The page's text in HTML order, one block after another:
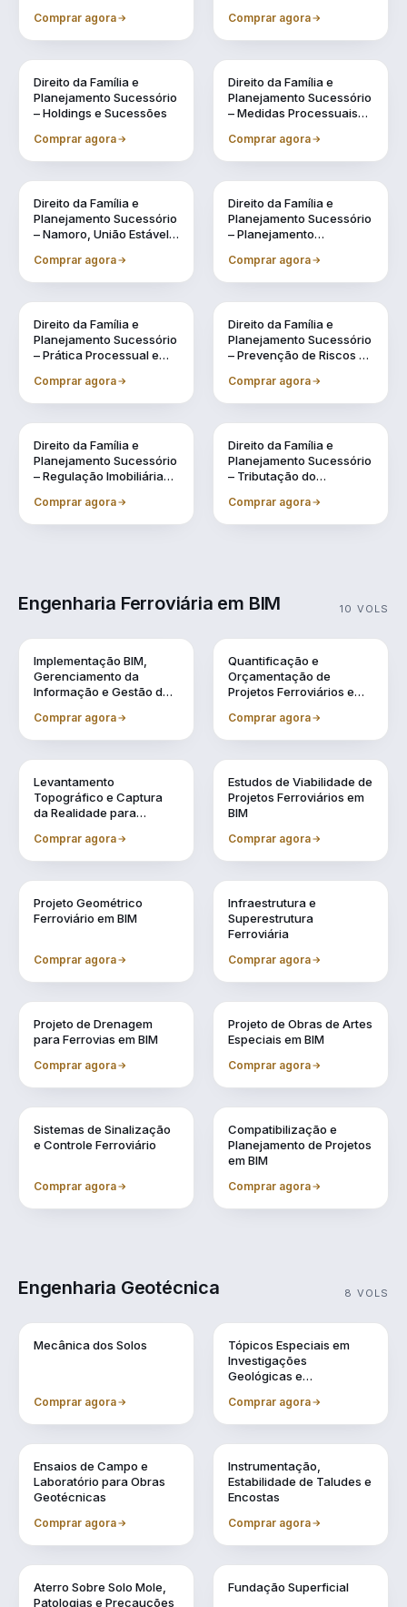
Comprar agora
Familiar
Comprar agora
Direito da Família e
Planejamento Sucessório
– Holdings e Sucessões
Comprar agora
Direito da Família e
Planejamento Sucessório
– Medidas Processuais
Comprar agora
Direito da Família e
Planejamento Sucessório
– Namoro, União Estável e
Possibilidades
Comprar agora
Direito da Família e
Planejamento Sucessório
– Planejamento
Comprar agora
Direito da Família e
Planejamento Sucessório
– Prática Processual e
Sucessão, Inventários e
Testamentos
Comprar agora
Direito da Família e
Planejamento Sucessório
– Prevenção de Riscos na
Lavagem de Dinheiro
Comprar agora
Direito da Família e
Planejamento Sucessório
– Regulação Imobiliária
Comprar agora
Direito da Família e
Planejamento Sucessório
– Tributação do
Sucessão
Comprar agora
Engenharia Ferroviária em BIM 10 VOLS
Implementação BIM,
Gerenciamento da
Informação e Gestão de
Comprar agora
Quantificação e
Orçamentação de
Projetos Ferroviários em
Comprar agora
Levantamento
Topográfico e Captura
da Realidade para
Comprar agora
Estudos de Viabilidade de
Projetos Ferroviários em
BIM
Comprar agora
Projeto Geométrico
Ferroviário em BIM
Comprar agora
Infraestrutura e
Superestrutura
Ferroviária
Comprar agora
Projeto de Drenagem
para Ferrovias em BIM
Comprar agora
Projeto de Obras de Artes
Especiais em BIM
Comprar agora
Sistemas de Sinalização
e Controle Ferroviário
Comprar agora
Compatibilização e
Planejamento de Projetos
em BIM
Comprar agora
Engenharia Geotécnica 8 VOLS
Mecânica dos Solos
Comprar agora
Vol. 10
Tópicos Especiais em
Investigações
Geológicas e
Comprar agora
Ensaios de Campo e
Laboratório para Obras
Geotécnicas
Comprar agora
Instrumentação,
Estabilidade de Taludes e
Encostas
Comprar agora
Aterro Sobre Solo Mole,
Patologias e Precauções
Fundação Superficial